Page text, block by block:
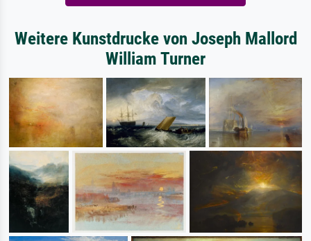
Weitere Kunstdrucke von Joseph Mallord
William Turner